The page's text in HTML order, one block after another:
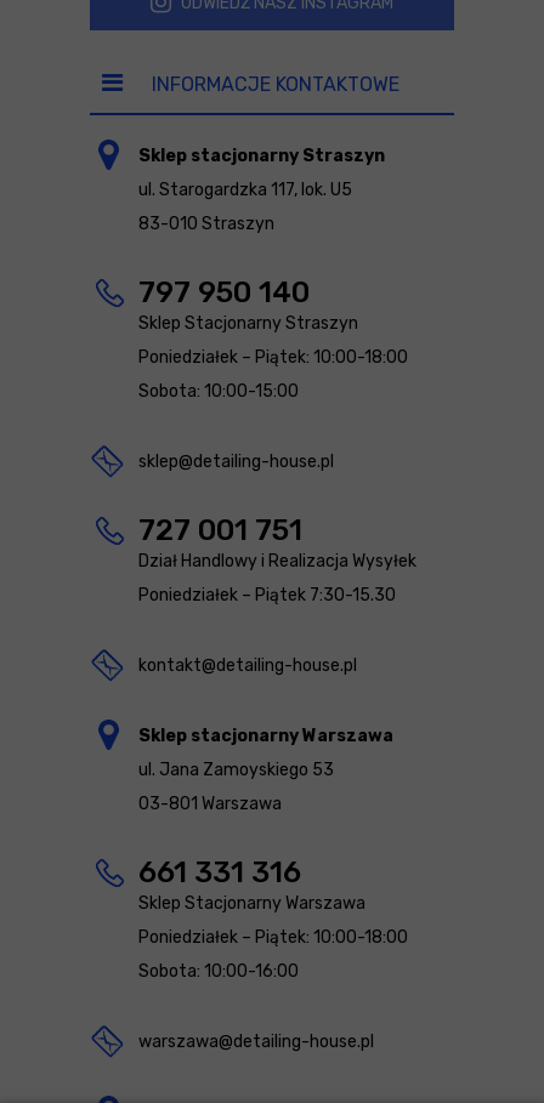
INFORMACJE KONTAKTOWE
Sklep stacjonarny Straszyn
ul. Starogardzka 117, lok. U5
83-010 Straszyn
797 950 140
Sklep Stacjonarny Straszyn
Poniedziałek – Piątek: 10:00-18:00
Sobota: 10:00-15:00
sklep@detailing-house.pl
727 001 751
Dział Handlowy i Realizacja Wysyłek
Poniedziałek – Piątek 7:30-15.30
kontakt@detailing-house.pl
Sklep stacjonarny Warszawa
ul. Jana Zamoyskiego 53
03-801 Warszawa
661 331 316
Sklep Stacjonarny Warszawa
Poniedziałek – Piątek: 10:00-18:00
Sobota: 10:00-16:00
warszawa@detailing-house.pl